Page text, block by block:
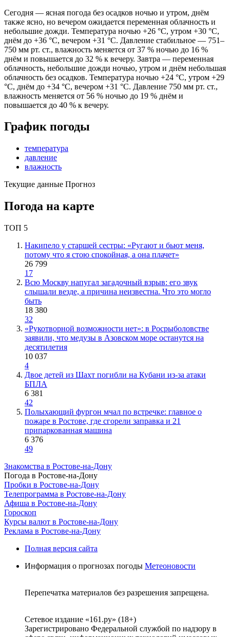
Сегодня — ясная погода без осадков ночью и утром, днём
также ясно, но вечером ожидается переменная облачность и
небольшие дожди. Температура ночью +26 °C, утром +30 °C,
днём до +36 °C, вечером +31 °C. Давление стабильное — 751–
750 мм рт. ст., влажность меняется от 37 % ночью до 16 %
днём и повышается до 32 % к вечеру. Завтра — переменная
облачность, небольшие дожди ночью, утром и днём небольшая
облачность без осадков. Температура ночью +24 °C, утром +29
°C, днём до +34 °C, вечером +31 °C. Давление 750 мм рт. ст.,
влажность меняется от 56 % ночью до 19 % днём и
повышается до 40 % к вечеру.
График погоды
температура
давление
влажность
Текущие данные Прогноз
Погода на карте
ТОП 5
Накипело у старшей сестры: «Ругают и бьют меня,
потому что я стою спокойная, а она плачет»
26 799
17
Всю Москву напугал загадочный взрыв: его звук
слышали везде, а причина неизвестна. Что это могло
быть
18 380
32
«Рукотворной возможности нет»: в Росрыболовстве
заявили, что медузы в Азовском море останутся на
десятилетия
10 037
4
Двое детей из Шахт погибли на Кубани из-за атаки
БПЛА
6 381
42
Полыхающий фургон мчал по встречке: главное о
пожаре в Ростове, где сгорели заправка и 21
припаркованная машина
6 376
49
Знакомства в Ростове-на-Дону
Погода в Ростове-на-Дону
Пробки в Ростове-на-Дону
Телепрограмма в Ростове-на-Дону
Афиша в Ростове-на-Дону
Гороскоп
Курсы валют в Ростове-на-Дону
Реклама в Ростове-на-Дону
Полная версия сайта
Информация о прогнозах погоды Метеоновости
Перепечатка материалов без разрешения запрещена.
Сетевое издание «161.ру» (18+)
Зарегистрировано Федеральной службой по надзору в